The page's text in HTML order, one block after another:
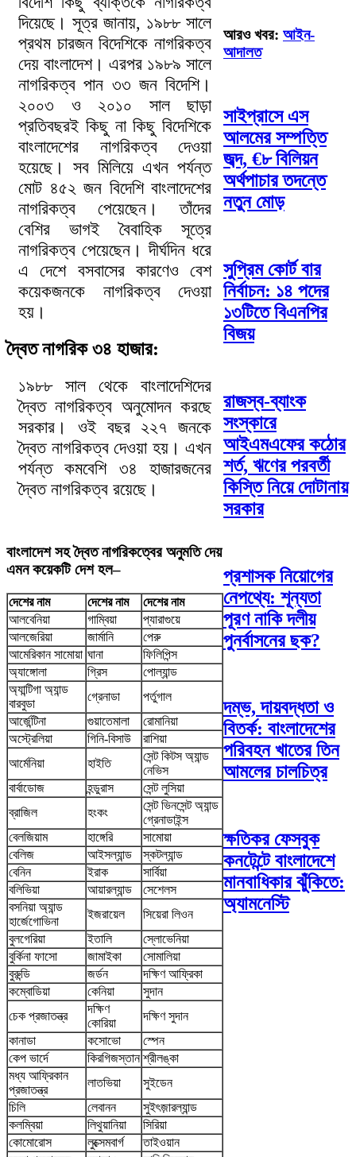
দিয়েছে। সূত্র জানায়, ১৯৮৮ সালে
প্রথম চারজন বিদেশিকে নাগরিকত্ব
দেয় বাংলাদেশ। এরপর ১৯৮৯ সালে
নাগরিকত্ব পান ৩৩ জন বিদেশি।
২০০৩ ও ২০১০ সাল ছাড়া
প্রতিবছরই কিছু না কিছু বিদেশিকে
বাংলাদেশের নাগরিকত্ব দেওয়া
হয়েছে। সব মিলিয়ে এখন পর্যন্ত
মোট ৪৫২ জন বিদেশি বাংলাদেশের
নাগরিকত্ব পেয়েছেন। তাঁদের
বেশির ভাগই বৈবাহিক সূত্রে
নাগরিকত্ব পেয়েছেন। দীর্ঘদিন ধরে
এ দেশে বসবাসের কারণেও বেশ
কয়েকজনকে নাগরিকত্ব দেওয়া
হয়।
দ্বৈত নাগরিক ৩৪ হাজার:
১৯৮৮ সাল থেকে বাংলাদেশিদের
দ্বৈত নাগরিকত্ব অনুমোদন করছে
সরকার। ওই বছর ২২৭ জনকে
দ্বৈত নাগরিকত্ব দেওয়া হয়। এখন
পর্যন্ত কমবেশি ৩৪ হাজারজনের
দ্বৈত নাগরিকত্ব রয়েছে।
বাংলাদেশ সহ দ্বৈত নাগরিকত্বের অনুমতি দেয়
এমন কয়েকটি দেশ হল–
দেশের নাম দেশের নাম
দেশের নাম
আলবেনিয়া
গাম্বিয়া
প্যারাগুয়ে
আলজেরিয়া
জার্মানি
পেরু
আমেরিকান সামোয়া ঘানা
ফিলিপিন্স
অ্যাঙ্গোলা
গ্রিস
পোল্যান্ড
অ্যান্টিগা অ্যান্ড
বারবুডা
গ্রেনাডা
পর্তুগাল
আর্জেন্টিনা
গুয়াতেমালা
রোমানিয়া
অস্ট্রেলিয়া
গিনি-বিসাউ
রাশিয়া
আর্মেনিয়া
হাইতি
সেন্ট কিটস অ্যান্ড
নেভিস
বার্বাডোজ
হন্ডুরাস
সেন্ট লুসিয়া
ব্রাজিল
হংকং
সেন্ট ভিনসেন্ট অ্যান্ড
গ্রেনাডাইন্স
বেলজিয়াম
হাঙ্গেরি
সামোয়া
বেলিজ
আইসল্যান্ড
স্কটল্যান্ড
বেনিন
ইরাক
সার্বিয়া
বলিভিয়া
আয়ারল্যান্ড
সেশেলস
বসনিয়া অ্যান্ড
হার্জেগোভিনা
ইজরায়েল
সিয়েরা লিওন
বুলগেরিয়া
ইতালি
স্লোভেনিয়া
বুর্কিনা ফাসো
জামাইকা
সোমালিয়া
বুরুন্ডি
জর্ডন
দক্ষিণ আফ্রিকা
কম্বোডিয়া
কেনিয়া
সুদান
চেক প্রজাতন্ত্র
দক্ষিণ
কোরিয়া
দক্ষিণ সুদান
কানাডা
কসোভো
স্পেন
কেপ ভার্দে
কিরগিজস্তান শ্রীলঙ্কা
মধ্য আফ্রিকান
প্রজাতন্ত্র
লাতভিয়া
সুইডেন
চিলি
লেবানন
সুইৎজ়ারল্যান্ড
কলম্বিয়া
লিথুয়ানিয়া
সিরিয়া
কোমোরোস
লুক্সেমবার্গ
তাইওয়ান
আরও খবর: আইন-
আদালত
সাইপ্রাসে এস
আলমের সম্পত্তি
জব্দ, €৮ বিলিয়ন
অর্থপাচার তদন্তে
নতুন মোড়
সুপ্রিম কোর্ট বার
নির্বাচন: ১৪ পদের
১৩টিতে বিএনপির
বিজয়
রাজস্ব-ব্যাংক
সংস্কারে
আইএমএফের কঠোর
শর্ত, ঋণের পরবর্তী
কিস্তি নিয়ে দোটানায়
সরকার
প্রশাসক নিয়োগের
নেপথ্যে: শূন্যতা
পূরণ নাকি দলীয়
পুনর্বাসনের ছক?
দম্ভ, দায়বদ্ধতা ও
বিতর্ক: বাংলাদেশের
পরিবহন খাতের তিন
আমলের চালচিত্র
ক্ষতিকর ফেসবুক
কনটেন্টে বাংলাদেশে
মানবাধিকার ঝুঁকিতে:
অ্যামনেস্টি